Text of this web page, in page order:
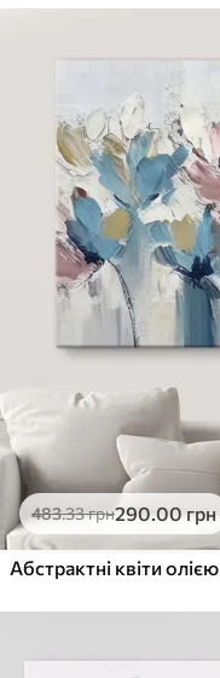
483.33грн290.00грн
Абстрактні квіти олією